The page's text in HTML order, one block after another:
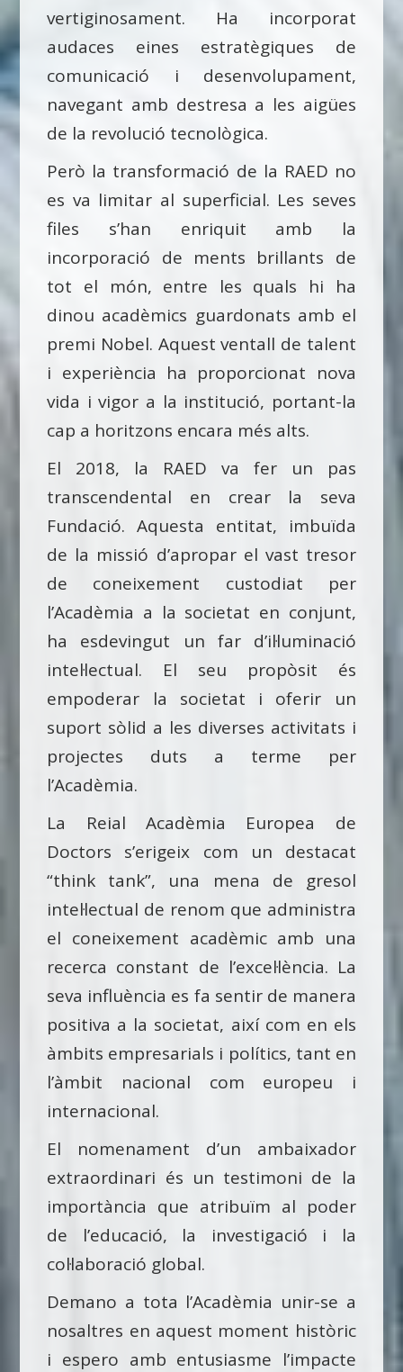
vertiginosament. Ha incorporat
audaces eines estratègiques de
comunicació i desenvolupament,
navegant amb destresa a les aigües
de la revolució tecnològica.
Però la transformació de la RAED no
es va limitar al superficial. Les seves
files s’han enriquit amb la
incorporació de ments brillants de
tot el món, entre les quals hi ha
dinou acadèmics guardonats amb el
premi Nobel. Aquest ventall de talent
i experiència ha proporcionat nova
vida i vigor a la institució, portant-la
cap a horitzons encara més alts.
El 2018, la RAED va fer un pas
transcendental en crear la seva
Fundació. Aquesta entitat, imbuïda
de la missió d’apropar el vast tresor
de coneixement custodiat per
l’Acadèmia a la societat en conjunt,
ha esdevingut un far d’il·luminació
intel·lectual. El seu propòsit és
empoderar la societat i oferir un
suport sòlid a les diverses activitats i
projectes duts a terme per
l’Acadèmia.
La Reial Acadèmia Europea de
Doctors s’erigeix com un destacat
“think tank”, una mena de gresol
intel·lectual de renom que administra
el coneixement acadèmic amb una
recerca constant de l’excel·lència. La
seva influència es fa sentir de manera
positiva a la societat, així com en els
àmbits empresarials i polítics, tant en
l’àmbit nacional com europeu i
internacional.
El nomenament d’un ambaixador
extraordinari és un testimoni de la
importància que atribuïm al poder
de l’educació, la investigació i la
col·laboració global.
Demano a tota l’Acadèmia unir-se a
nosaltres en aquest moment històric
i espero amb entusiasme l’impacte